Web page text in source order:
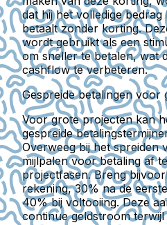
dat hij het volledige
betaalt zonder korting.
wordt gebruikt als een
om sneller te betalen, wat
cashflow te verbeteren.
Gespreide betalingen voor
Voor grote projecten kan
gespreide
Overweeg bij het spreiden
mijlpalen voor betaling af
projectfasen. Breng
rekening, 30% na de
40% bij voltooiing. Deze
continue geldstroom